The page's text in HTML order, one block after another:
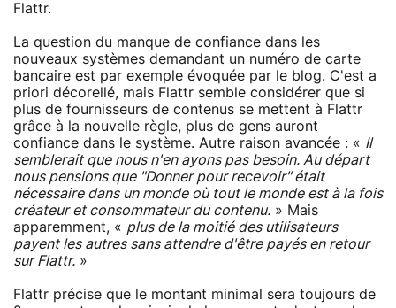
Flattr.
La question du manque de confiance dans les
nouveaux systèmes demandant un numéro de carte
bancaire est par exemple évoquée par le blog. C'est a
priori décorellé, mais Flattr semble considérer que si
plus de fournisseurs de contenus se mettent à Flattr
grâce à la nouvelle règle, plus de gens auront
confiance dans le système. Autre raison avancée : « Il
semblerait que nous n'en ayons pas besoin. Au départ
nous pensions que "Donner pour recevoir" était
nécessaire dans un monde où tout le monde est à la fois
créateur et consommateur du contenu. » Mais
apparemment, « plus de la moitié des utilisateurs
payent les autres sans attendre d'être payés en retour
sur Flattr. »
Flattr précise que le montant minimal sera toujours de